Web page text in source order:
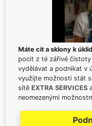
Máte cit a sklony k
pocit z té zářivé čistoty
vydělávat a podnikat v
využijte možnosti stát
sítě EXTRA SERVICES
neomezenými